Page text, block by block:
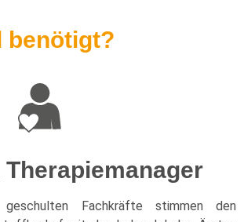
benötigt?
Fachkräfte stimmen den